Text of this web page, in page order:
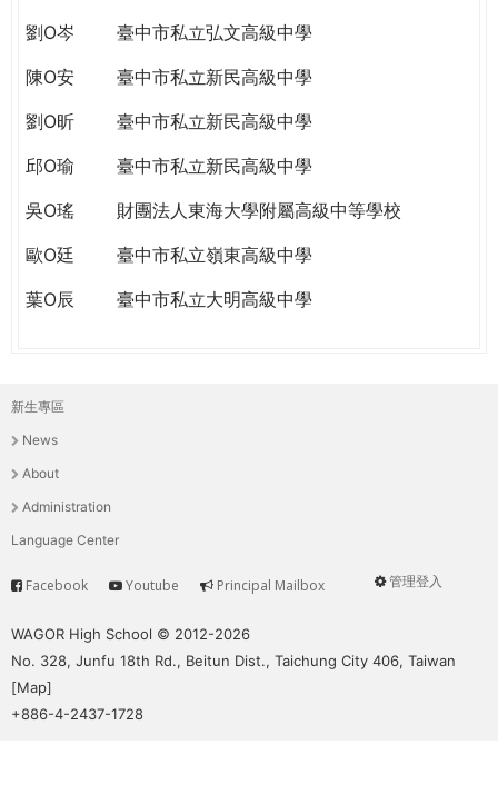
劉O岑
臺中市私立弘文高級中學
陳O安
臺中市私立新民高級中學
劉O昕
臺中市私立新民高級中學
邱O瑜
臺中市私立新民高級中學
吳O瑤
財團法人東海大學附屬高級中等學校
歐O廷
臺中市私立嶺東高級中學
葉O辰
臺中市私立大明高級中學
主
選
單
新生專區
News
About
Administration
Language Center
User
管理登入
Service
Facebook Youtube Principal Mailbox
WAGOR High School © 2012-2026
No. 328, Junfu 18th Rd., Beitun Dist., Taichung City 406, Taiwan
[Map]
+886-4-2437-1728